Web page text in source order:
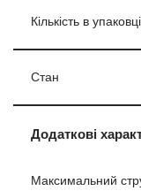
Кількість в упаковці
Стан
Додаткові
Максимальний